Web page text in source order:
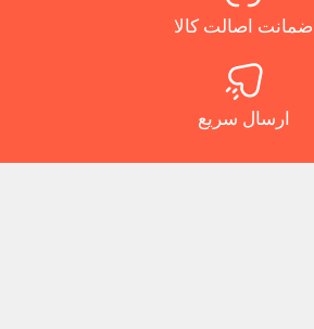
ضمانت اصالت کالا
ارسال سریع